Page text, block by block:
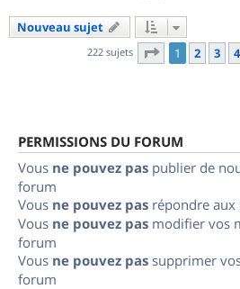
Nouveau sujet
222 sujets Page 1sur
1 2 3 4
PERMISSIONS DU FORUM
Vous ne pouvez pas publier de
forum
Vous ne pouvez pas répondre aux
Vous ne pouvez pas modifier vos
forum
Vous ne pouvez pas supprimer
forum